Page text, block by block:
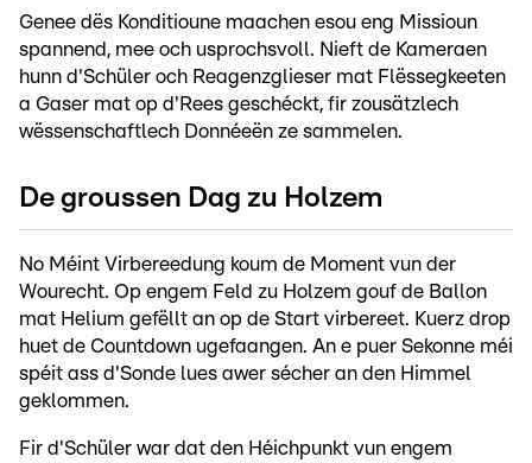
Genee dës Konditioune maachen esou eng Missioun
spannend, mee och usprochsvoll. Nieft de Kameraen
hunn d'Schüler och Reagenzglieser mat Flëssegkeeten
a Gaser mat op d'Rees geschéckt, fir zousätzlech
wëssenschaftlech Donnéeën ze sammelen.
De groussen Dag zu Holzem
No Méint Virbereedung koum de Moment vun der
Wourecht. Op engem Feld zu Holzem gouf de Ballon
mat Helium gefëllt an op de Start virbereet. Kuerz drop
huet de Countdown ugefaangen. An e puer Sekonne méi
spéit ass d'Sonde lues awer sécher an den Himmel
geklommen.
Fir d'Schüler war dat den Héichpunkt vun engem